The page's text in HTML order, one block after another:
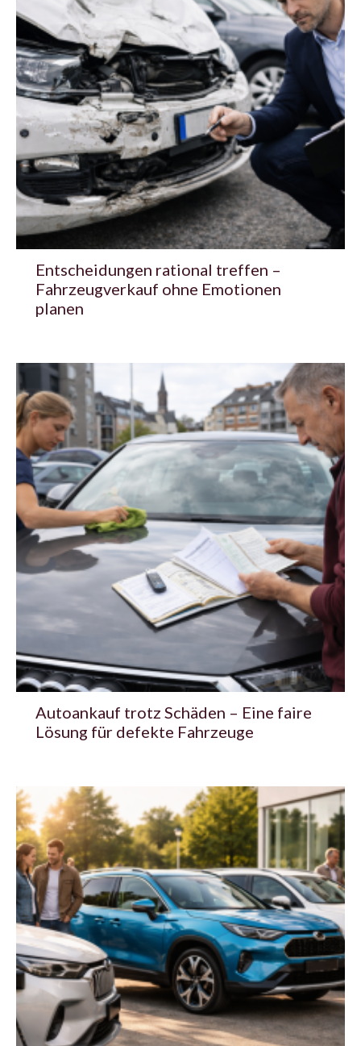
Entscheidungen rational treffen –
Fahrzeugverkauf ohne Emotionen
planen
Autoankauf trotz Schäden – Eine faire
Lösung für defekte Fahrzeuge